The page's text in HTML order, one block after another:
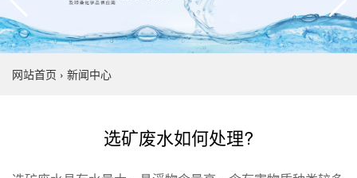
网站首页 › 新闻中心
选矿废水如何处理?